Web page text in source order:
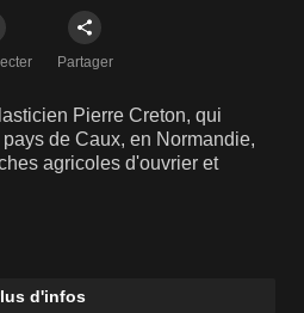
Partager
Pierre Creton, qui
de Caux, en Normandie,
agricoles d'ouvrier et
d'infos